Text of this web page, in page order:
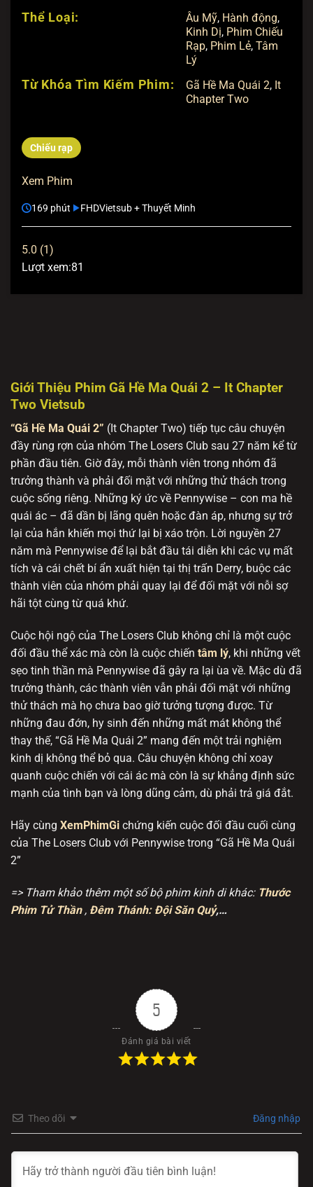
Thể Loại: Âu Mỹ, Hành động,
Kinh Dị, Phim Chiếu
Rạp, Phim Lẻ, Tâm
Lý
Từ Khóa Tìm Kiếm Phim: Gã Hề Ma Quái 2, It
Chapter Two
Chiếu rạp
Xem Phim
169 phút FHDVietsub + Thuyết Minh
5.0 (1)
Lượt xem:81
Giới Thiệu Phim Gã Hề Ma Quái 2 – It Chapter
Two Vietsub
“Gã Hề Ma Quái 2” (It Chapter Two) tiếp tục câu chuyện
đầy rùng rợn của nhóm The Losers Club sau 27 năm kể từ
phần đầu tiên. Giờ đây, mỗi thành viên trong nhóm đã
trưởng thành và phải đối mặt với những thử thách trong
cuộc sống riêng. Những ký ức về Pennywise – con ma hề
quái ác – đã dần bị lãng quên hoặc đàn áp, nhưng sự trở
lại của hắn khiến mọi thứ lại bị xáo trộn. Lời nguyền 27
năm mà Pennywise để lại bắt đầu tái diễn khi các vụ mất
tích và cái chết bí ẩn xuất hiện tại thị trấn Derry, buộc các
thành viên của nhóm phải quay lại để đối mặt với nỗi sợ
hãi tột cùng từ quá khứ.
Cuộc hội ngộ của The Losers Club không chỉ là một cuộc
đối đầu thể xác mà còn là cuộc chiến tâm lý, khi những vết
sẹo tinh thần mà Pennywise đã gây ra lại ùa về. Mặc dù đã
trưởng thành, các thành viên vẫn phải đối mặt với những
thử thách mà họ chưa bao giờ tưởng tượng được. Từ
những đau đớn, hy sinh đến những mất mát không thể
thay thế, “Gã Hề Ma Quái 2” mang đến một trải nghiệm
kinh dị không thể bỏ qua. Câu chuyện không chỉ xoay
quanh cuộc chiến với cái ác mà còn là sự khẳng định sức
mạnh của tình bạn và lòng dũng cảm, dù phải trả giá đắt.
Hãy cùng XemPhimGi chứng kiến cuộc đối đầu cuối cùng
của The Losers Club với Pennywise trong “Gã Hề Ma Quái
2”
=> Tham khảo thêm một số bộ phim kinh di khác: Thước
Phim Tử Thần, Đêm Thánh: Đội Săn Quỷ,…
5
Đánh giá bài viết
Theo dõi Đăng nhập